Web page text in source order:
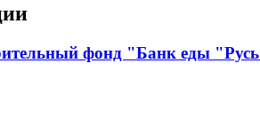
фонд "Банк еды